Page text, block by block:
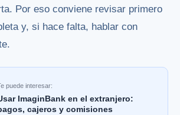
Por eso conviene revisar primero
y, si hace falta, hablar con
puede interesar:
ImaginBank en el extranjero:
cajeros y comisiones